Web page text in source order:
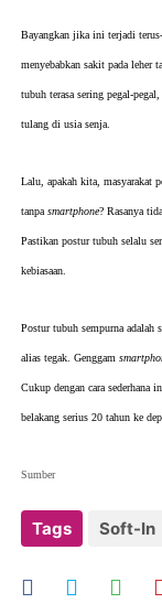
Bayangkan jika ini terjadi
menyebabkan sakit pada leher
tubuh terasa sering pegal-
tulang di usia senja.
Lalu, apakah kita, masyarakat
tanpasmartphone? Rasanya
Pastikan postur tubuh selalu
kebiasaan.
Postur tubuh sempurna adalah
alias tegak. Genggam
Cukup dengan cara sederhana
belakang serius 20 tahun ke
Sumber
Tags Soft-In